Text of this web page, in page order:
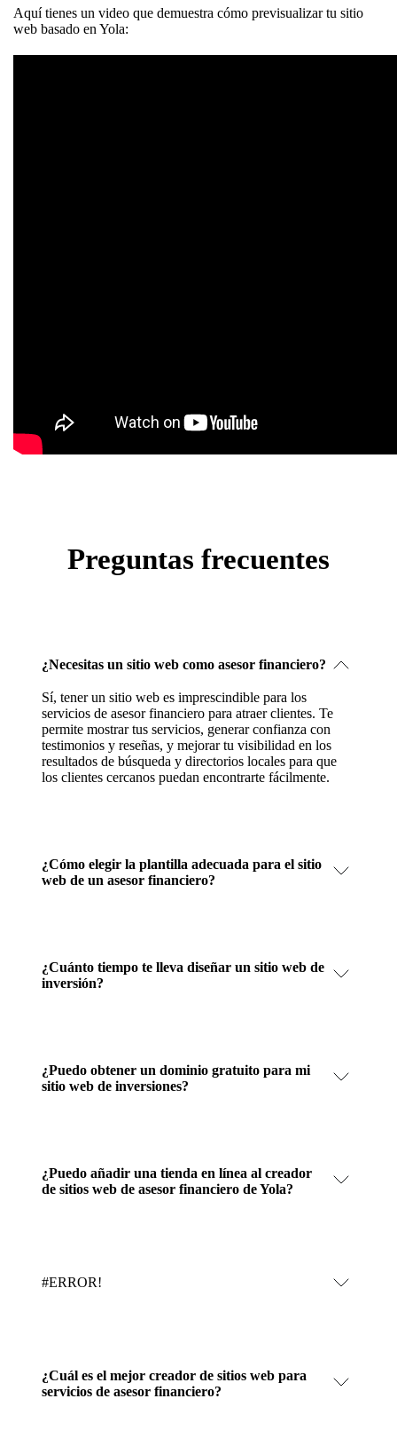
Aquí tienes un video que demuestra cómo previsualizar tu sitio
web basado en Yola:
Preguntas frecuentes
¿Necesitas un sitio web como asesor financiero?
Sí, tener un sitio web es imprescindible para los
servicios de asesor financiero para atraer clientes. Te
permite mostrar tus servicios, generar confianza con
testimonios y reseñas, y mejorar tu visibilidad en los
resultados de búsqueda y directorios locales para que
los clientes cercanos puedan encontrarte fácilmente.
¿Cómo elegir la plantilla adecuada para el sitio
web de un asesor financiero?
¿Cuánto tiempo te lleva diseñar un sitio web de
inversión?
¿Puedo obtener un dominio gratuito para mi
sitio web de inversiones?
¿Puedo añadir una tienda en línea al creador
de sitios web de asesor financiero de Yola?
#ERROR!
¿Cuál es el mejor creador de sitios web para
servicios de asesor financiero?